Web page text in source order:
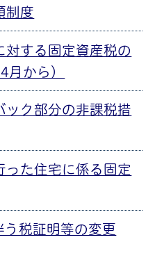
制度
対する固定資産税の
月から）
ック部分の非課税措
った住宅に係る固定
う税証明等の変更